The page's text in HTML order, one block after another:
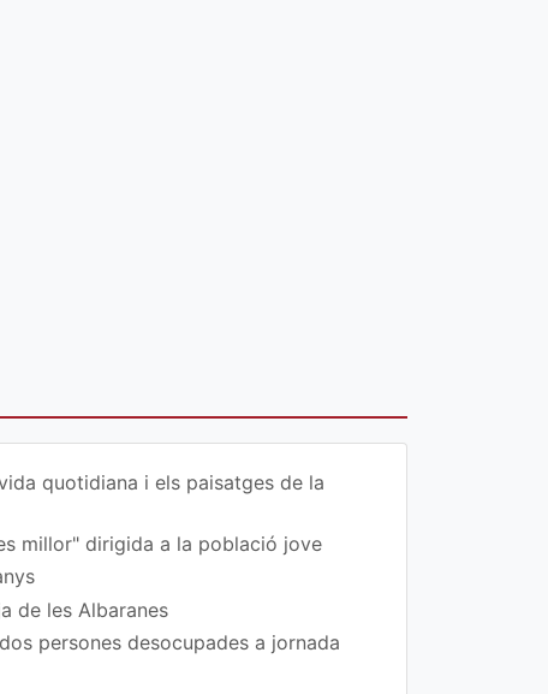
quotidiana i els paisatges de la
millor" dirigida a la població jove
de les Albaranes
persones desocupades a jornada